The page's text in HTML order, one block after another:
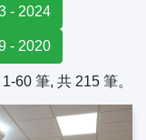
- 2024
- 2020
60 筆, 共 215 筆。